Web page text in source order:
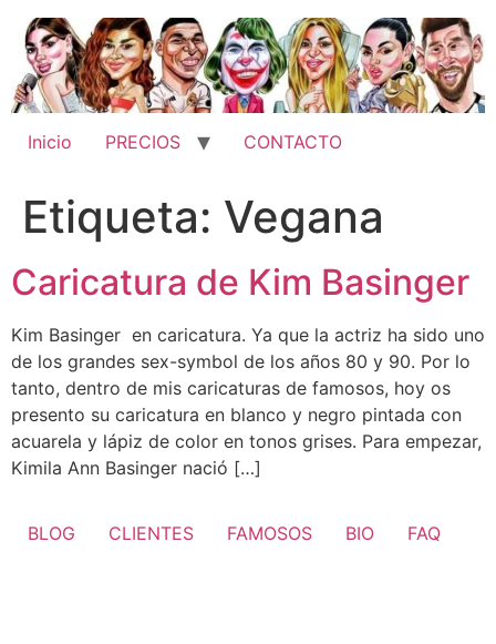
contenido
Inicio PRECIOS CONTACTO
Etiqueta: Vegana
Caricatura de Kim Basinger
Kim Basinger en caricatura. Ya que la actriz ha sido uno
de los grandes sex-symbol de los años 80 y 90. Por lo
tanto, dentro de mis caricaturas de famosos, hoy os
presento su caricatura en blanco y negro pintada con
acuarela y lápiz de color en tonos grises. Para empezar,
Kimila Ann Basinger nació […]
BLOG CLIENTES FAMOSOS BIO FAQ